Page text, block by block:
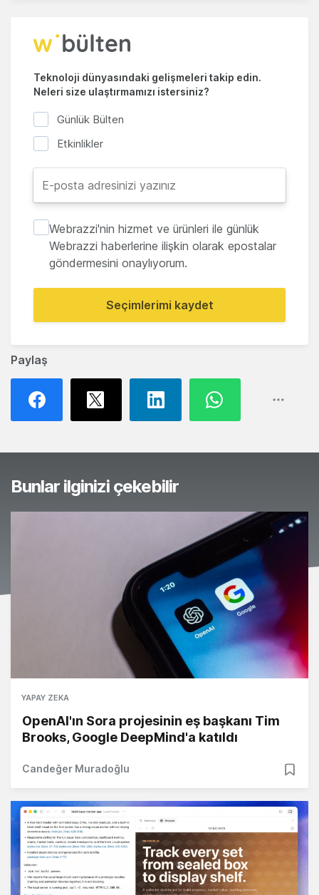
Paylaş
Teknoloji dünyasındaki gelişmeleri takip edin.
Neleri size ulaştırmamızı istersiniz?
Günlük Bülten
Etkinlikler
Webrazzi'nin hizmet ve ürünleri ile günlük
Webrazzi haberlerine ilişkin olarak epostalar
göndermesini onaylıyorum.
Seçimlerimi kaydet
Bunlar ilginizi çekebilir
YAPAY ZEKA
OpenAI'ın Sora projesinin eş başkanı Tim
Brooks, Google DeepMind'a katıldı
Candeğer Muradoğlu